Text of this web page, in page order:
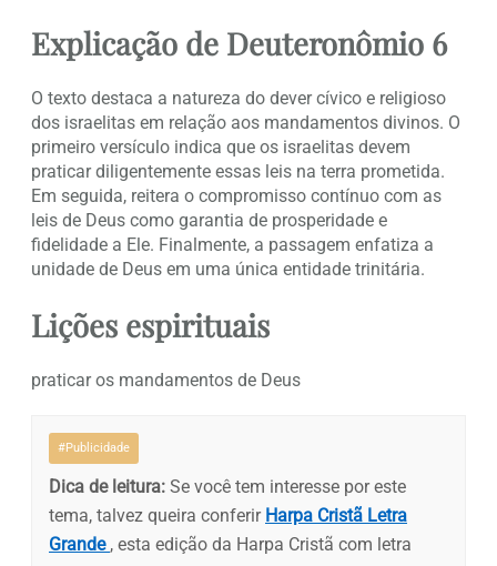
Explicação de Deuteronômio 6
O texto destaca a natureza do dever cívico e religioso
dos israelitas em relação aos mandamentos divinos. O
primeiro versículo indica que os israelitas devem
praticar diligentemente essas leis na terra prometida.
Em seguida, reitera o compromisso contínuo com as
leis de Deus como garantia de prosperidade e
fidelidade a Ele. Finalmente, a passagem enfatiza a
unidade de Deus em uma única entidade trinitária.
Lições espirituais
praticar os mandamentos de Deus
#Publicidade
Dica de leitura: Se você tem interesse por este
tema, talvez queira conferir Harpa Cristã Letra
Grande , esta edição da Harpa Cristã com letra